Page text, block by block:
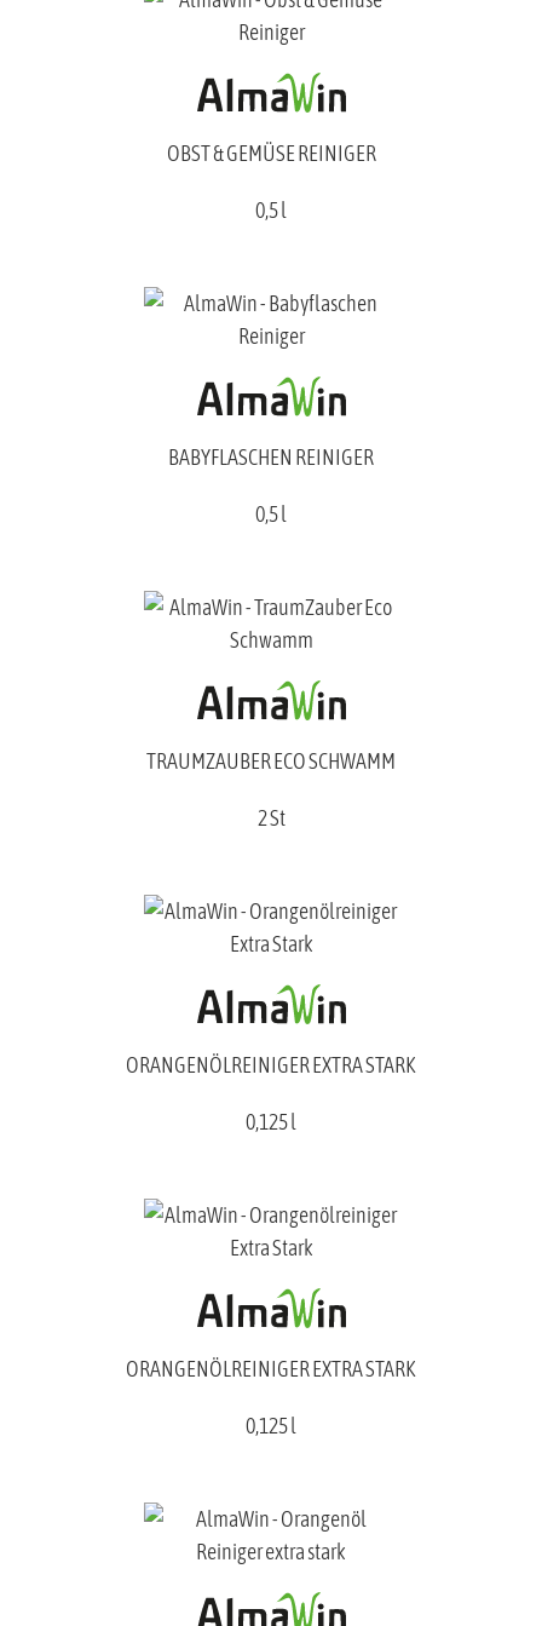
OBST & GEMÜSE REINIGER
0,5 l
BABYFLASCHEN REINIGER
0,5 l
TRAUMZAUBER ECO SCHWAMM
2 St
ORANGENÖLREINIGER EXTRA STARK
0,125 l
ORANGENÖLREINIGER EXTRA STARK
0,125 l